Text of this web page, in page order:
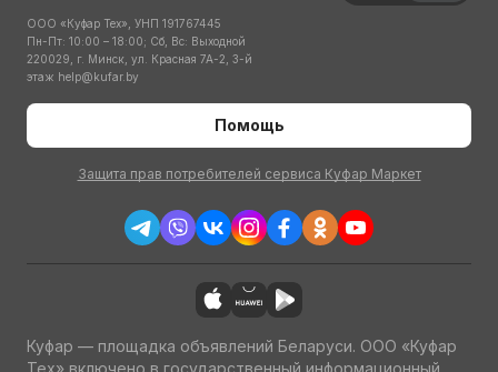
ООО «Куфар Тех», УНП 191767445
Пн-Пт: 10:00 – 18:00; Сб, Вс: Выходной
220029, г. Минск, ул. Красная 7А-2, 3-й
этаж help@kufar.by
Помощь
Защита прав потребителей сервиса Куфар Маркет
Куфар — площадка объявлений Беларуси. ООО «Куфар
Тех» включено в государственный информационный